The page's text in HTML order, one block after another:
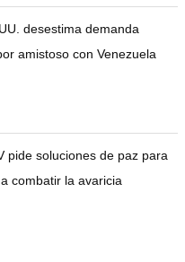
desestima demanda
amistoso con Venezuela
pide soluciones de paz para
combatir la avaricia